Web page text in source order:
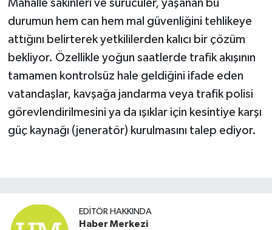
Mahalle sakinleri ve sürücüler, yaşanan bu
durumun hem can hem mal güvenliğini tehlikeye
attığını belirterek yetkililerden kalıcı bir çözüm
bekliyor. Özellikle yoğun saatlerde trafik akışının
tamamen kontrolsüz hale geldiğini ifade eden
vatandaşlar, kavşağa jandarma veya trafik polisi
görevlendirilmesini ya da ışıklar için kesintiye karşı
güç kaynağı (jeneratör) kurulmasını talep ediyor.
EDITÖR HAKKINDA
Haber Merkezi